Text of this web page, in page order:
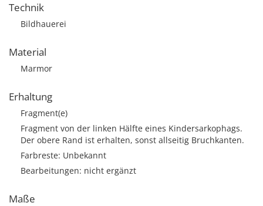
Technik
Bildhauerei
Material
Marmor
Erhaltung
Fragment(e)
Fragment von der linken Hälfte eines Kindersarkophags.
Der obere Rand ist erhalten, sonst allseitig Bruchkanten.
Farbreste: Unbekannt
Bearbeitungen: nicht ergänzt
Maße